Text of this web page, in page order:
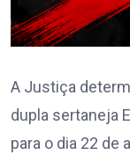
A Justiça
dupla sertaneja
para o dia 22 de